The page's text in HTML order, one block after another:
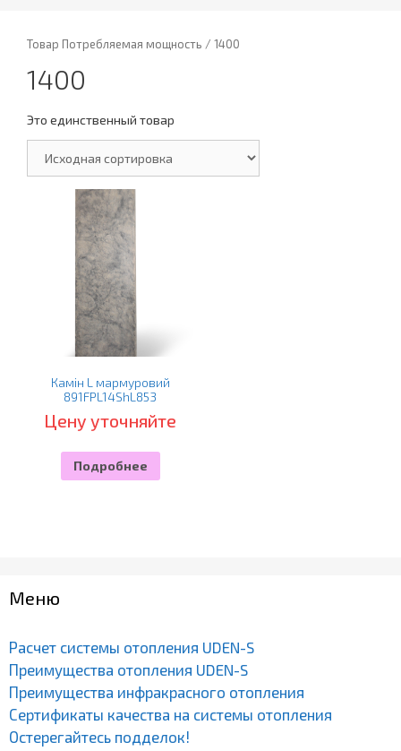
Товар Потребляемая мощность / 1400
1400
Это единственный товар
Камін L мармуровий
891FPL14ShL853
Цену уточняйте
Подробнее
Меню
Расчет системы отопления UDEN-S
Преимущества отопления UDEN-S
Преимущества инфракрасного отопления
Сертификаты качества на системы отопления
Остерегайтесь подделок!